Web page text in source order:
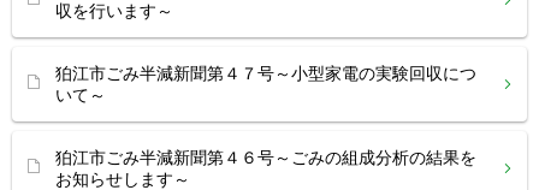
収を行います～
狛江市ごみ半減新聞第４７号～小型家電の実験回収につ
いて～
狛江市ごみ半減新聞第４６号～ごみの組成分析の結果を
お知らせします～